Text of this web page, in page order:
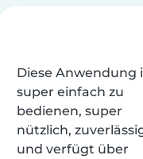
Diese Anwendung
super einfach zu
bedienen, super
nützlich,
und verfügt über